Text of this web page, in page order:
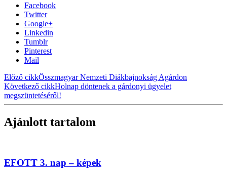
Facebook
Twitter
Google+
Linkedin
Tumblr
Pinterest
Mail
Előző cikkÖsszmagyar Nemzeti Diákbajnokság Agárdon
Következő cikkHolnap döntenek a gárdonyi ügyelet
megszüntetéséről!
Ajánlott tartalom
EFOTT 3. nap – képek